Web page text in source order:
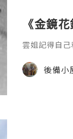
《金鏡
雲姐記得自
了，會把她
情細節，先
後備小